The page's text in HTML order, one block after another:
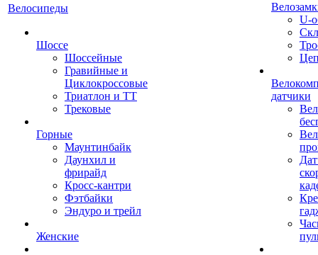
Велосипеды
Шоссе
Шоссейные
Гравийные и
Циклокроссовые
Триатлон и ТТ
Трековые
Горные
Маунтинбайк
Даунхил и
фрирайд
Кросс-кантри
Фэтбайки
Эндуро и трейл
Женские
U-
датчики